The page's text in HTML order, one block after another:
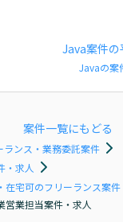
Java案件の
Javaの案
案件一覧にもどる
ランス・業務委託案件
・求人
宅可のフリーランス案件
営業担当案件・求人